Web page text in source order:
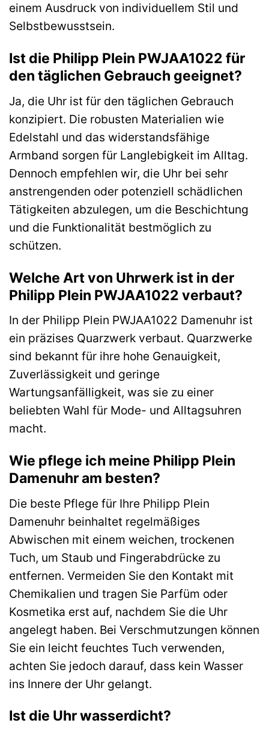
einem Ausdruck von individuellem Stil und
Selbstbewusstsein.
Ist die Philipp Plein PWJAA1022 für
den täglichen Gebrauch geeignet?
Ja, die Uhr ist für den täglichen Gebrauch
konzipiert. Die robusten Materialien wie
Edelstahl und das widerstandsfähige
Armband sorgen für Langlebigkeit im Alltag.
Dennoch empfehlen wir, die Uhr bei sehr
anstrengenden oder potenziell schädlichen
Tätigkeiten abzulegen, um die Beschichtung
und die Funktionalität bestmöglich zu
schützen.
Welche Art von Uhrwerk ist in der
Philipp Plein PWJAA1022 verbaut?
In der Philipp Plein PWJAA1022 Damenuhr ist
ein präzises Quarzwerk verbaut. Quarzwerke
sind bekannt für ihre hohe Genauigkeit,
Zuverlässigkeit und geringe
Wartungsanfälligkeit, was sie zu einer
beliebten Wahl für Mode- und Alltagsuhren
macht.
Wie pflege ich meine Philipp Plein
Damenuhr am besten?
Die beste Pflege für Ihre Philipp Plein
Damenuhr beinhaltet regelmäßiges
Abwischen mit einem weichen, trockenen
Tuch, um Staub und Fingerabdrücke zu
entfernen. Vermeiden Sie den Kontakt mit
Chemikalien und tragen Sie Parfüm oder
Kosmetika erst auf, nachdem Sie die Uhr
angelegt haben. Bei Verschmutzungen können
Sie ein leicht feuchtes Tuch verwenden,
achten Sie jedoch darauf, dass kein Wasser
ins Innere der Uhr gelangt.
Ist die Uhr wasserdicht?